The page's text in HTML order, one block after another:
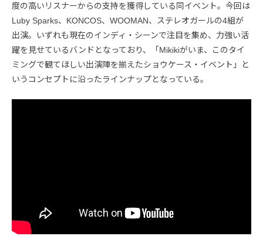
度の高いリスナーからの支持を獲得している同イベント。今回は
Luby Sparks、KONCOS、WOOMAN、ステレオガールの4組が
出演。いずれも現在のインディ・シーンで注目を集め、力強い活
躍を見せているバンドとなっており、「Mikikiがいま、このタイ
ミングで観てほしい出演陣を揃えたショウケース・イベント」と
いうコンセプトに沿ったラインナップとなっている。